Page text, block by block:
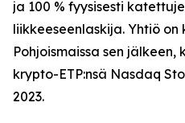
ja 100 % fyysisesti
liikkeeseenlaskija. Yhtiö
Pohjoismaissa sen jälkeen,
krypto-ETP:nsä Nasdaq
2023.